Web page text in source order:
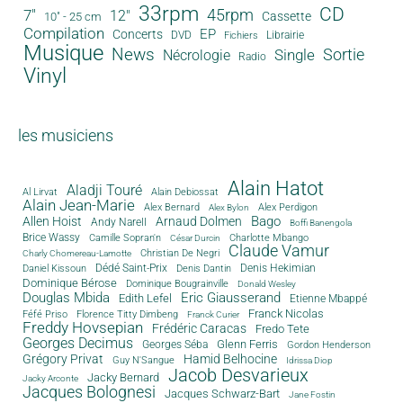
7" 10" - 25 cm 12" 33rpm 45rpm Cassette CD
Compilation Concerts DVD EP Fichiers Librairie
Musique News Nécrologie Radio Single Sortie
Vinyl
les musiciens
Al Lirvat Aladji Touré Alain Debiossat Alain Hatot
Alain Jean-Marie Alex Bernard Alex Bylon Alex Perdigon
Allen Hoist Andy Narell Arnaud Dolmen Bago Boffi Banengola
Brice Wassy Camille Sopran'n César Durcin Charlotte Mbango
Charly Chomereau-Lamotte Christian De Negri Claude Vamur
Daniel Kissoun Dédé Saint-Prix Denis Dantin Denis Hekimian
Dominique Bérose Dominique Bougrainville Donald Wesley
Douglas Mbida Edith Lefel Eric Giausserand Etienne Mbappé
Féfé Priso Florence Titty Dimbeng Franck Curier Franck Nicolas
Freddy Hovsepian Frédéric Caracas Fredo Tete
Georges Decimus Georges Séba Glenn Ferris Gordon Henderson
Grégory Privat Guy N'Sangue Hamid Belhocine
Idrissa Diop
Jacky Arconte
Jacky Bernard Jacob Desvarieux
Jacques Bolognesi Jacques Schwarz-Bart Jane Fostin